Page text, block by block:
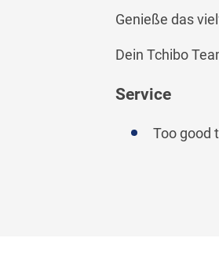
Genieße das
Dein Tchibo
Service
Too good